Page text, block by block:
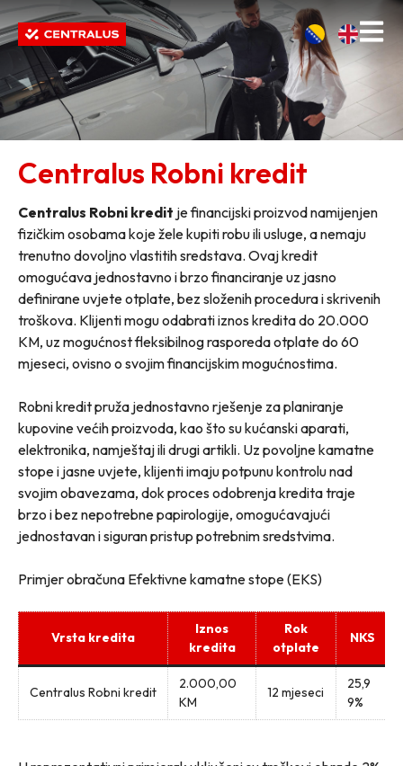
Centralus Robni kredit
Centralus Robni kredit je financijski proizvod namijenjen
fizičkim osobama koje žele kupiti robu ili usluge, a nemaju
trenutno dovoljno vlastitih sredstava. Ovaj kredit
omogućava jednostavno i brzo financiranje uz jasno
definirane uvjete otplate, bez složenih procedura i skrivenih
troškova. Klijenti mogu odabrati iznos kredita do 20.000
KM, uz mogućnost fleksibilnog rasporeda otplate do 60
mjeseci, ovisno o svojim financijskim mogućnostima.
Robni kredit pruža jednostavno rješenje za planiranje
kupovine većih proizvoda, kao što su kućanski aparati,
elektronika, namještaj ili drugi artikli. Uz povoljne kamatne
stope i jasne uvjete, klijenti imaju potpunu kontrolu nad
svojim obavezama, dok proces odobrenja kredita traje
brzo i bez nepotrebne papirologije, omogućavajući
jednostavan i siguran pristup potrebnim sredstvima.
Primjer obračuna Efektivne kamatne stope (EKS)
Vrsta kredita
Iznos
kredita
Rok
otplate
NKS
Centralus Robni kredit
2.000,00
KM
12 mjeseci
25,9
9%